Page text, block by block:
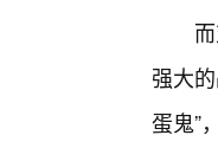
强大
蛋鬼”